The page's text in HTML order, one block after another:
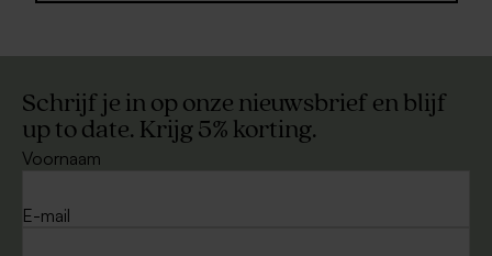
Schrijf je in op onze nieuwsbrief en blijf
up to date. Krijg 5% korting.
Voornaam
E-mail